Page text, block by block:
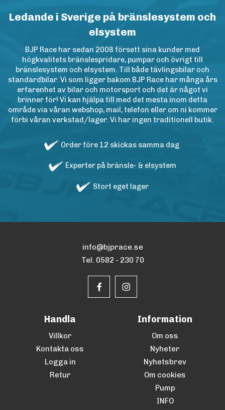
Ledande i Sverige på bränslesystem och
elsystem
BJP Race har sedan 2008 försett sina kunder med
högkvalitets bränslespridare, pumpar och övrigt till
bränslesystem och elsystem. Till både tävlingsbilar och
standardbilar. Vi som ligger bakom BJP Race har många års
erfarenhet av bilar och motorsport och det är något vi
brinner för! Vi kan hjälpa till med det mesta inom detta
område via våran webshop, mail, telefon eller om ni kommer
förbi våran verkstad/lager. Vi har ingen traditionell butik.
Order före 12 skickas samma dag
Experter på bränsle- & elsystem
Stort eget lager
info@bjprace.se
Tel. 0582 - 230 70
Handla
Villkor
Kontakta oss
Logga in
Retur
Information
Om oss
Nyheter
Nyhetsbrev
Om cookies
Pump
INFO